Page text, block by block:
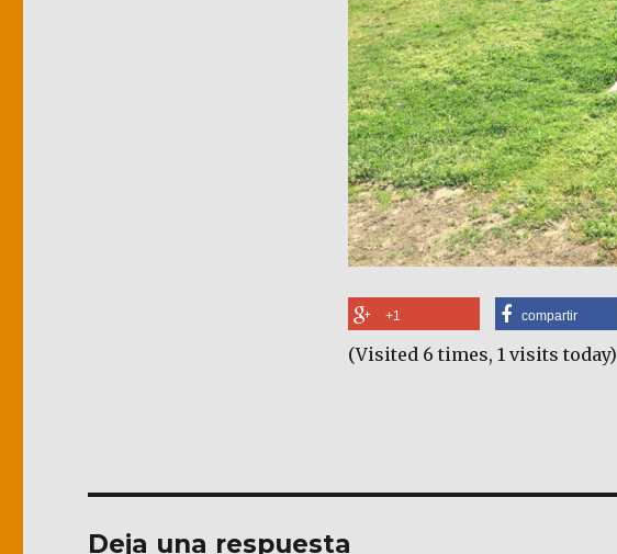
+1 compartir
(Visited 6 times, 1 visits today)
Deja una respuesta